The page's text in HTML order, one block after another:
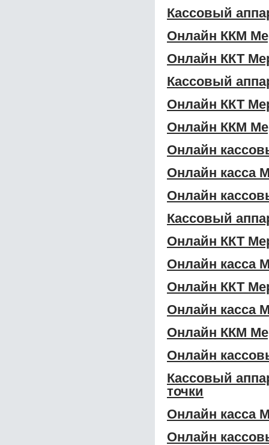
Кассовый
Онлайн ККМ
Онлайн ККТ
Кассовый
Онлайн ККТ
Онлайн ККМ
Онлайн
Онлайн касса
Онлайн
Кассовый
Онлайн ККТ
Онлайн касса
Онлайн ККТ
Онлайн касса
Онлайн ККМ
Онлайн
Кассовый
точки
Онлайн касса
Онлайн